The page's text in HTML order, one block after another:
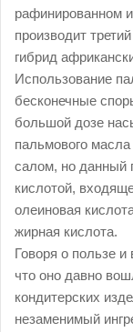
рафинированном
производит
гибрид
Использование
бесконечные
большой дозе
пальмового
салом, но данный
кислотой,
олеиновая
жирная кислота.
Говоря о пользе
что оно давно
кондитерских
незаменимый